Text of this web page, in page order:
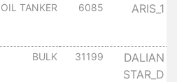
ARIS_1
6085
OIL TANKER
DALIAN
STAR_D
31199
BULK